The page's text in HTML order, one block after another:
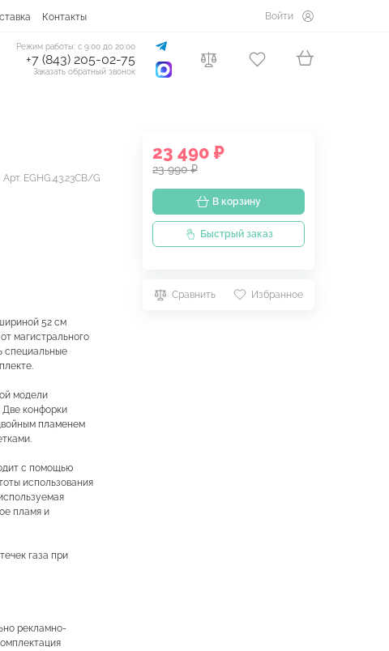
Контакты Войти
Режим работы: с 9:00 до 20:00
+7 (843) 205-02-75
Заказать обратный звонок
Арт. EGHG.43.23CB/G
23 490 ₽
23 990 ₽
В корзину
Быстрый заказ
Сравнить Избранное
52 см
магистрального
специальные
модели
Две конфорки
пламенем
с помощью
использования
пламя и
газа при
рекламно-